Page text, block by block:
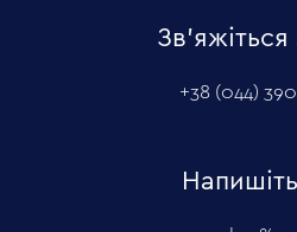
Зв'яжіться
+38 (044)